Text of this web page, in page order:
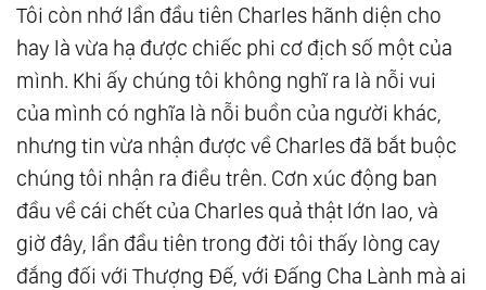
Tôi còn nhớ lần đầu tiên Charles hãnh diện cho
hay là vừa hạ được chiếc phi cơ địch số một của
mình. Khi ấy chúng tôi không nghĩ ra là nỗi vui
của mình có nghĩa là nỗi buồn của người khác,
nhưng tin vừa nhận được về Charles đã bắt buộc
chúng tôi nhận ra điều trên. Cơn xúc động ban
đầu về cái chết của Charles quả thật lớn lao, và
giờ đây, lần đầu tiên trong đời tôi thấy lòng cay
đắng đối với Thượng Đế, với Đấng Cha Lành mà ai